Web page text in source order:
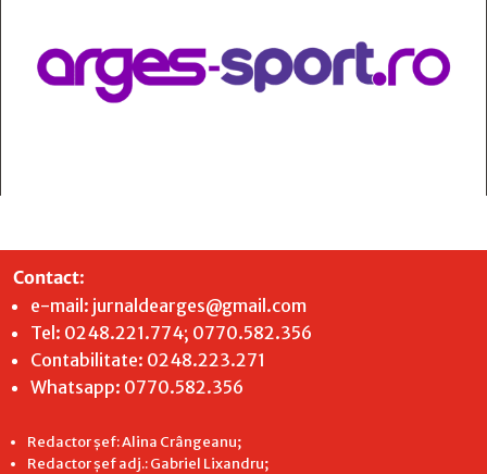
Contact:
e-mail: jurnaldearges@gmail.com
Tel: 0248.221.774; 0770.582.356
Contabilitate: 0248.223.271
Whatsapp: 0770.582.356
Redactor șef: Alina Crângeanu;
Redactor șef adj.: Gabriel Lixandru;